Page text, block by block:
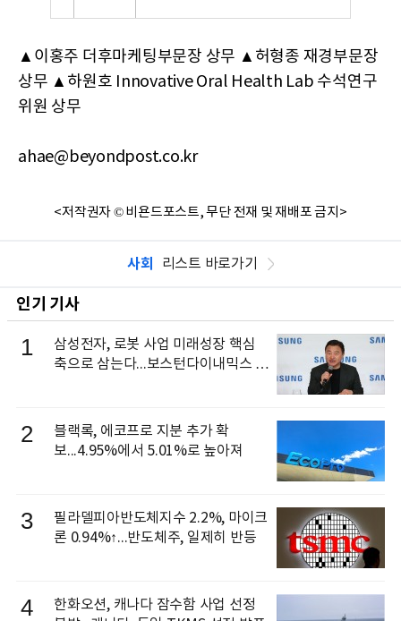
▲이홍주 더후마케팅부문장 상무 ▲허형종 재경부문장
상무 ▲하원호 Innovative Oral Health Lab 수석연구
위원 상무
ahae@beyondpost.co.kr
<저작권자 © 비욘드포스트, 무단 전재 및 재배포 금지>
사회 리스트 바로가기
인기 기사
1
삼성전자, 로봇 사업 미래성장 핵심
축으로 삼는다...보스턴다이내믹스 출
2
블랙록, 에코프로 지분 추가 확
보...4.95%에서 5.01%로 높아져
3
필라델피아반도체지수 2.2%, 마이크
론 0.94%↑...반도체주, 일제히 반등
4
한화오션, 캐나다 잠수함 사업 선정